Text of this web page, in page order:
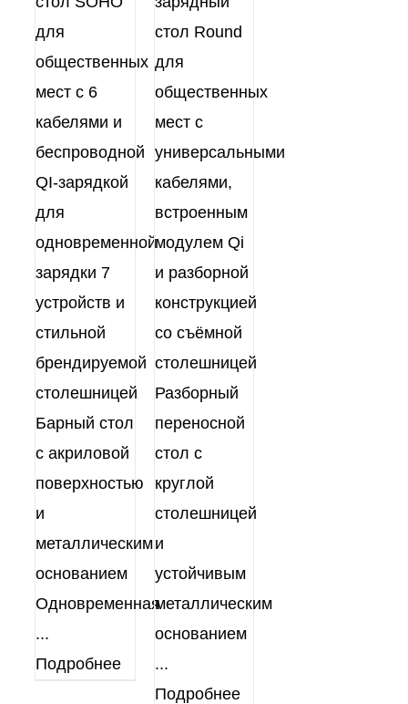
для
общественных
мест с 6
кабелями и
беспроводной
QI-зарядкой
для
одновременной
зарядки 7
устройств и
стильной
брендируемой
столешницей
Барный стол
с акриловой
поверхностью
и
металлическим
основанием
Одновременная
...
Подробнее
стол Round
для
общественных
мест с
универсальными
кабелями,
встроенным
модулем Qi
и разборной
конструкцией
со съёмной
столешницей
Разборный
переносной
стол с
круглой
столешницей
и
устойчивым
металлическим
основанием
...
Подробнее